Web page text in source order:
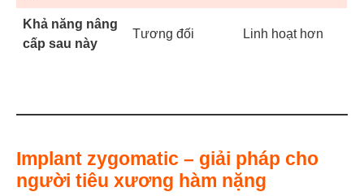
Khả năng nâng
cấp sau này
Tương đối Linh hoạt hơn
Implant zygomatic – giải pháp cho
người tiêu xương hàm nặng